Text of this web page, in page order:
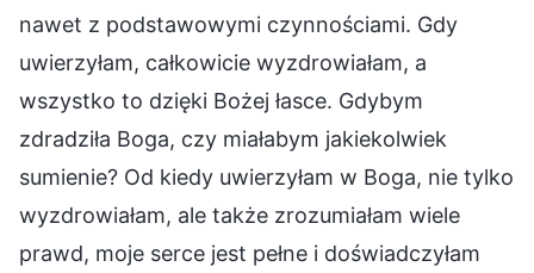
nawet z podstawowymi czynnościami. Gdy
uwierzyłam, całkowicie wyzdrowiałam, a
wszystko to dzięki Bożej łasce. Gdybym
zdradziła Boga, czy miałabym jakiekolwiek
sumienie? Od kiedy uwierzyłam w Boga, nie tylko
wyzdrowiałam, ale także zrozumiałam wiele
prawd, moje serce jest pełne i doświadczyłam